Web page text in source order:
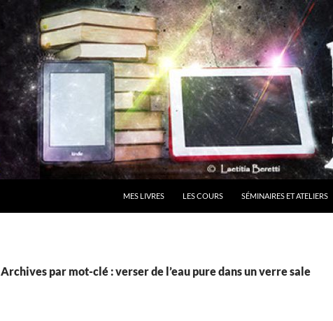
MES LIVRES LES COURS SÉMINAIRES ET ATELIERS
Archives par mot-clé : verser de l’eau pure dans un verre sale